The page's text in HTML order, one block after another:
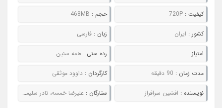
کیفیت :720P حجم : 468MB
کشور : ایران زبان : فارسی
امتیاز : رده سنی : همه سنین
مدت زمان : 90 دقیقه کارگردان : داوود موثقی
نویسنده : افشین سرافراز ستارگان : علیرضا خمسه، نادر سلیمانی، رضا عطاران، حمید لولایی